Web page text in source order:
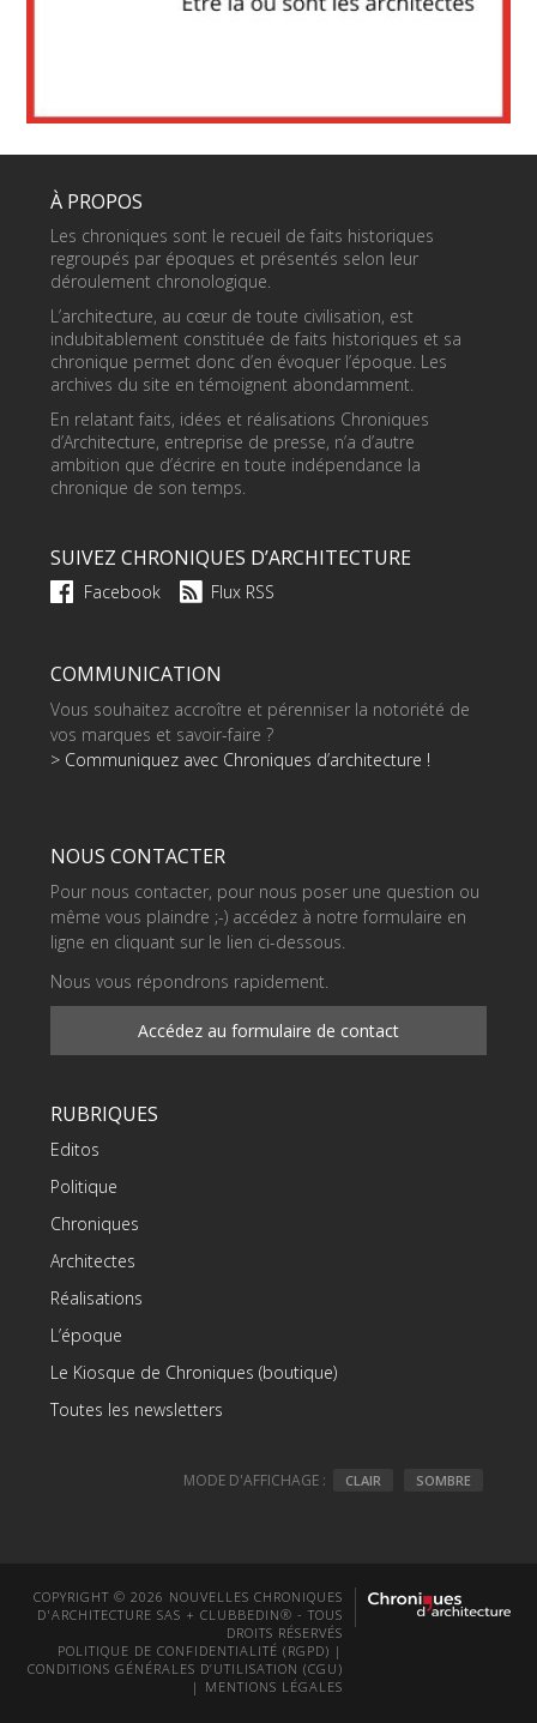
À PROPOS
Les chroniques sont le recueil de faits historiques
regroupés par époques et présentés selon leur
déroulement chronologique.
L’architecture, au cœur de toute civilisation, est
indubitablement constituée de faits historiques et sa
chronique permet donc d’en évoquer l’époque. Les
archives du site en témoignent abondamment.
En relatant faits, idées et réalisations Chroniques
d’Architecture, entreprise de presse, n’a d’autre
ambition que d’écrire en toute indépendance la
chronique de son temps.
SUIVEZ CHRONIQUES D’ARCHITECTURE
Facebook Flux RSS
COMMUNICATION
Vous souhaitez accroître et pérenniser la notoriété de
vos marques et savoir-faire ?
> Communiquez avec Chroniques d’architecture !
NOUS CONTACTER
Pour nous contacter, pour nous poser une question ou
même vous plaindre ;-) accédez à notre formulaire en
ligne en cliquant sur le lien ci-dessous.
Nous vous répondrons rapidement.
Accédez au formulaire de contact
RUBRIQUES
Editos
Politique
Chroniques
Architectes
Réalisations
L’époque
Le Kiosque de Chroniques (boutique)
Toutes les newsletters
MODE D'AFFICHAGE : CLAIR SOMBRE
COPYRIGHT © 2026 NOUVELLES CHRONIQUES
D'ARCHITECTURE SAS + CLUBBEDIN® - TOUS
DROITS RÉSERVÉS
POLITIQUE DE CONFIDENTIALITÉ (RGPD) |
CONDITIONS GÉNÉRALES D’UTILISATION (CGU)
| MENTIONS LÉGALES